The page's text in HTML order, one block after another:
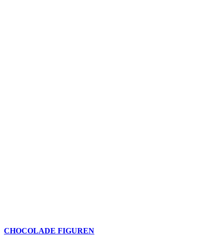
CHOCOLADE FIGUREN